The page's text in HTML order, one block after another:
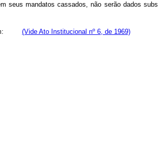
mandatos cassados, não serão dados
em: (Vide Ato Institucional nº 6, de 1969)